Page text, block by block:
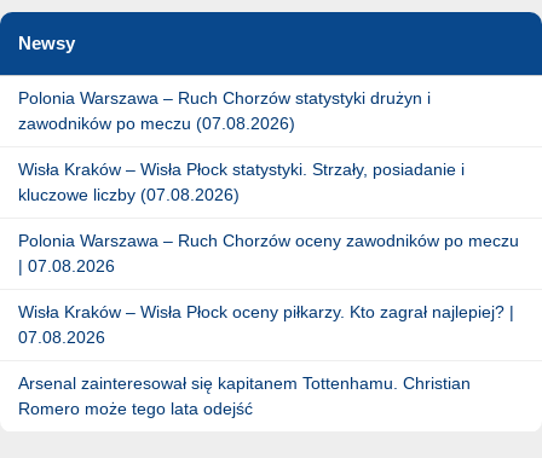
Newsy
Polonia Warszawa – Ruch Chorzów statystyki drużyn i
zawodników po meczu (07.08.2026)
Wisła Kraków – Wisła Płock statystyki. Strzały, posiadanie i
kluczowe liczby (07.08.2026)
Polonia Warszawa – Ruch Chorzów oceny zawodników po meczu
| 07.08.2026
Wisła Kraków – Wisła Płock oceny piłkarzy. Kto zagrał najlepiej? |
07.08.2026
Arsenal zainteresował się kapitanem Tottenhamu. Christian
Romero może tego lata odejść